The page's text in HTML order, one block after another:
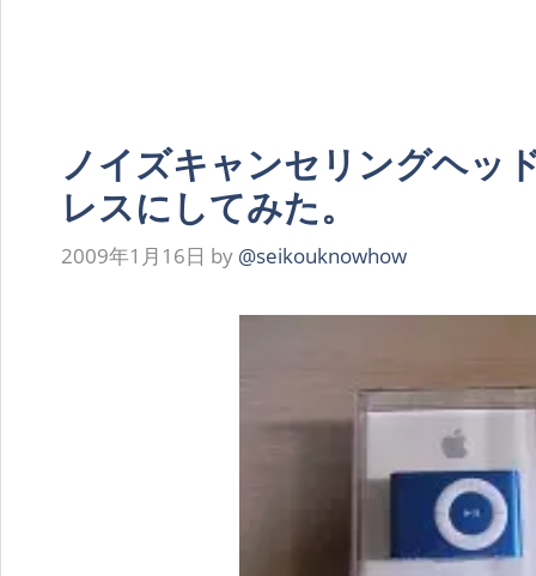
ノイズキャンセリングヘッ
レスにしてみた。
2009年1月16日 by @seikouknowhow